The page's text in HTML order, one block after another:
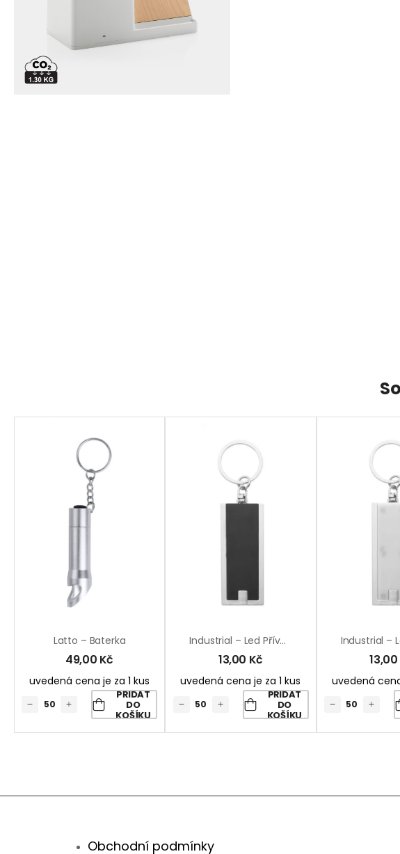
Latto – Baterka
49,00 Kč
uvedená cena je za 1 kus
PŘIDAT
DO
KOŠÍKU
Industrial – Led Přívěšek
13,00 Kč
uvedená cena je za 1 kus
PŘIDAT
DO
KOŠÍKU
13,00
uvedená
Obchodní podmínky